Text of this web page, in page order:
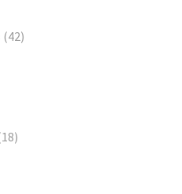
(42)